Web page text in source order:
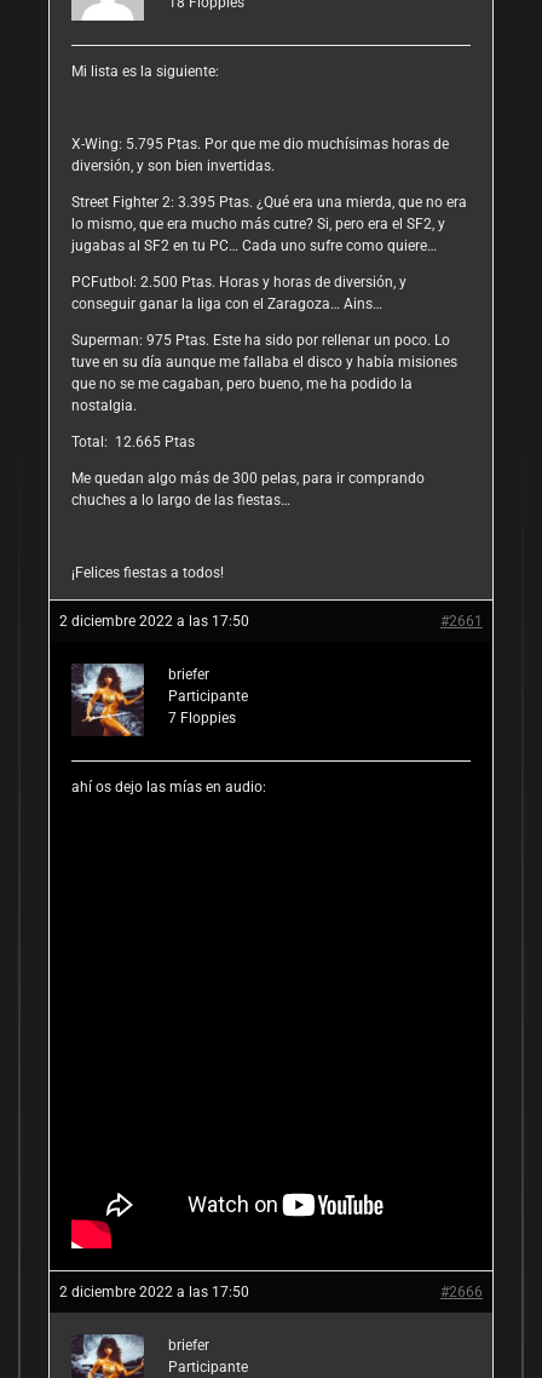
Mi lista es la siguiente:
X-Wing: 5.795 Ptas. Por que me dio muchísimas horas de
diversión, y son bien invertidas.
Street Fighter 2: 3.395 Ptas. ¿Qué era una mierda, que no era
lo mismo, que era mucho más cutre? Si, pero era el SF2, y
jugabas al SF2 en tu PC… Cada uno sufre como quiere…
PCFutbol: 2.500 Ptas. Horas y horas de diversión, y
conseguir ganar la liga con el Zaragoza… Ains…
Superman: 975 Ptas. Este ha sido por rellenar un poco. Lo
tuve en su día aunque me fallaba el disco y había misiones
que no se me cagaban, pero bueno, me ha podido la
nostalgia.
Total: 12.665 Ptas
Me quedan algo más de 300 pelas, para ir comprando
chuches a lo largo de las fiestas…
¡Felices fiestas a todos!
2 diciembre 2022 a las 17:50 #2661
briefer
Participante
7 Floppies
ahí os dejo las mías en audio:
2 diciembre 2022 a las 17:50 #2666
briefer
Participante